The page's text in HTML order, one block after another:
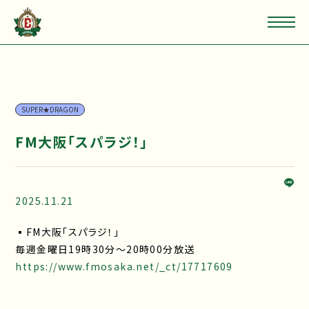
SUPER★DRAGON
FM大阪「スパラジ！」
2025.11.21
▪FM大阪「スパラジ！」
毎週金曜日19時30分〜20時00分放送
https://www.fmosaka.net/_ct/17717609